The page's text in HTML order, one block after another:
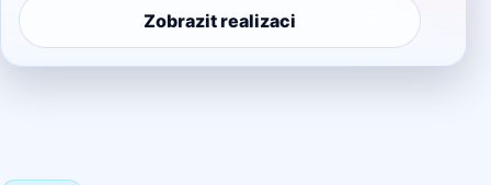
Zobrazit realizaci